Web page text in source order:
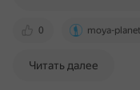
0 moya-
Читать далее